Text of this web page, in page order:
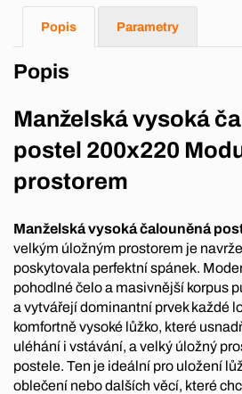
Popis Parametry
Popis
Manželská vysoká
postel 200x220
prostorem
Manželská vysoká čalouněná
velkým úložným prostorem je
poskytovala perfektní spánek.
pohodlné čelo a masivnější korpus
a vytvářejí dominantní prvek každé
komfortně vysoké lůžko, které
uléhání i vstávání, a velký úložný
postele. Ten je ideální pro uložení
oblečení nebo dalších věcí, které